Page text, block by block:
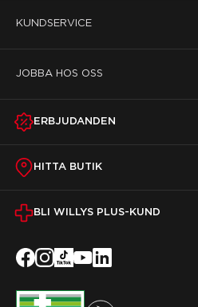
KUNDSERVICE
JOBBA HOS OSS
ERBJUDANDEN
HITTA BUTIK
BLI WILLYS PLUS-KUND